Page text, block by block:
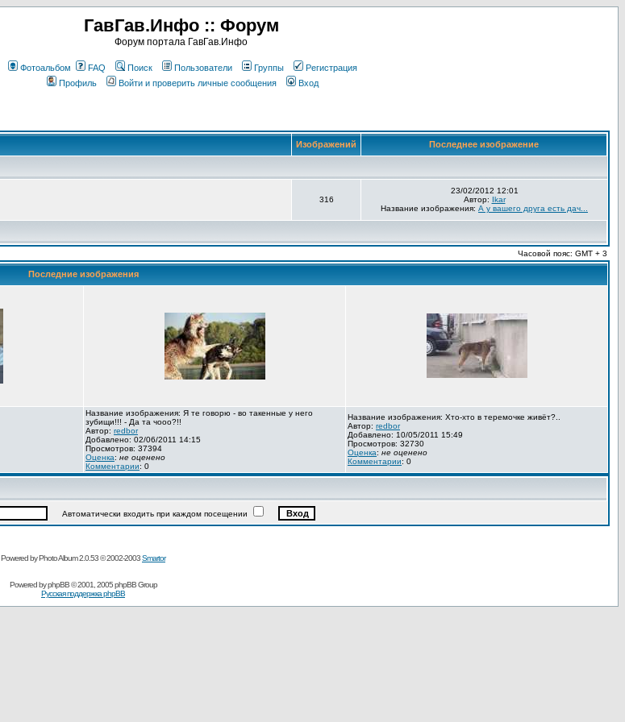
ГавГав.Инфо :: Форум
Форум портала ГавГав.Инфо
Фотоальбом FAQ Поиск Пользователи Группы
Регистрация
Профиль
Войти и проверить личные сообщения Вход
Изображений Последнее изображение
316
23/02/2012 12:01
Автор: Ikar
Название изображения: А у вашего друга есть дач...
Часовой пояс: GMT + 3
Последние изображения
Название изображения: Я те говорю - во такенные у него
зубищи!!! - Да та чооо?!!
Автор: redbor
Добавлено: 02/06/2011 14:15
Просмотров: 37394
Оценка: не оценено
Комментарии: 0
Название изображения: Хто-хто в теремочке живёт?..
Автор: redbor
Добавлено: 10/05/2011 15:49
Просмотров: 32730
Оценка: не оценено
Комментарии: 0
Автоматически входить при каждом посещении
Powered by Photo Album 2.0.53 © 2002-2003Smartor
Powered byphpBB© 2001, 2005 phpBB Group
Русская поддержка phpBB